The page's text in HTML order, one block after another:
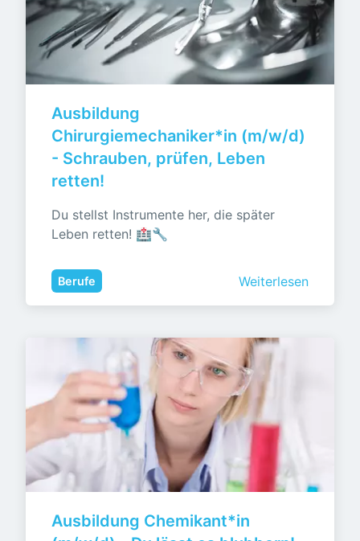
Ausbildung
Chirurgiemechaniker*in (m/w/d)
- Schrauben, prüfen, Leben
retten!
Du stellst Instrumente her, die später
Leben retten! 🏥🔧
Berufe Weiterlesen
Ausbildung Chemikant*in